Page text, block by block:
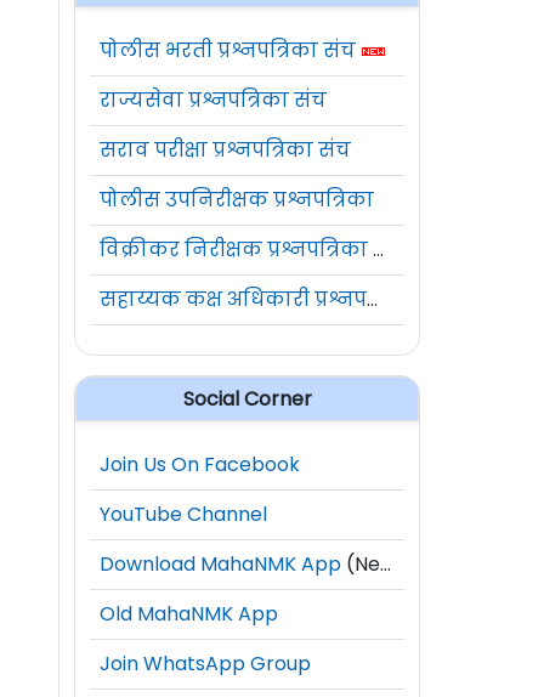
पोलीस भरती प्रश्नपत्रिका संच
राज्यसेवा प्रश्नपत्रिका संच
सराव परीक्षा प्रश्नपत्रिका संच
पोलीस उपनिरीक्षक प्रश्नपत्रिका
विक्रीकर निरीक्षक प्रश्नपत्रिका संच
सहाय्यक कक्ष अधिकारी प्रश्नपत्रिका संच
Social Corner
Join Us On Facebook
YouTube Channel
Download MahaNMK App (New)
Old MahaNMK App
Join WhatsApp Group